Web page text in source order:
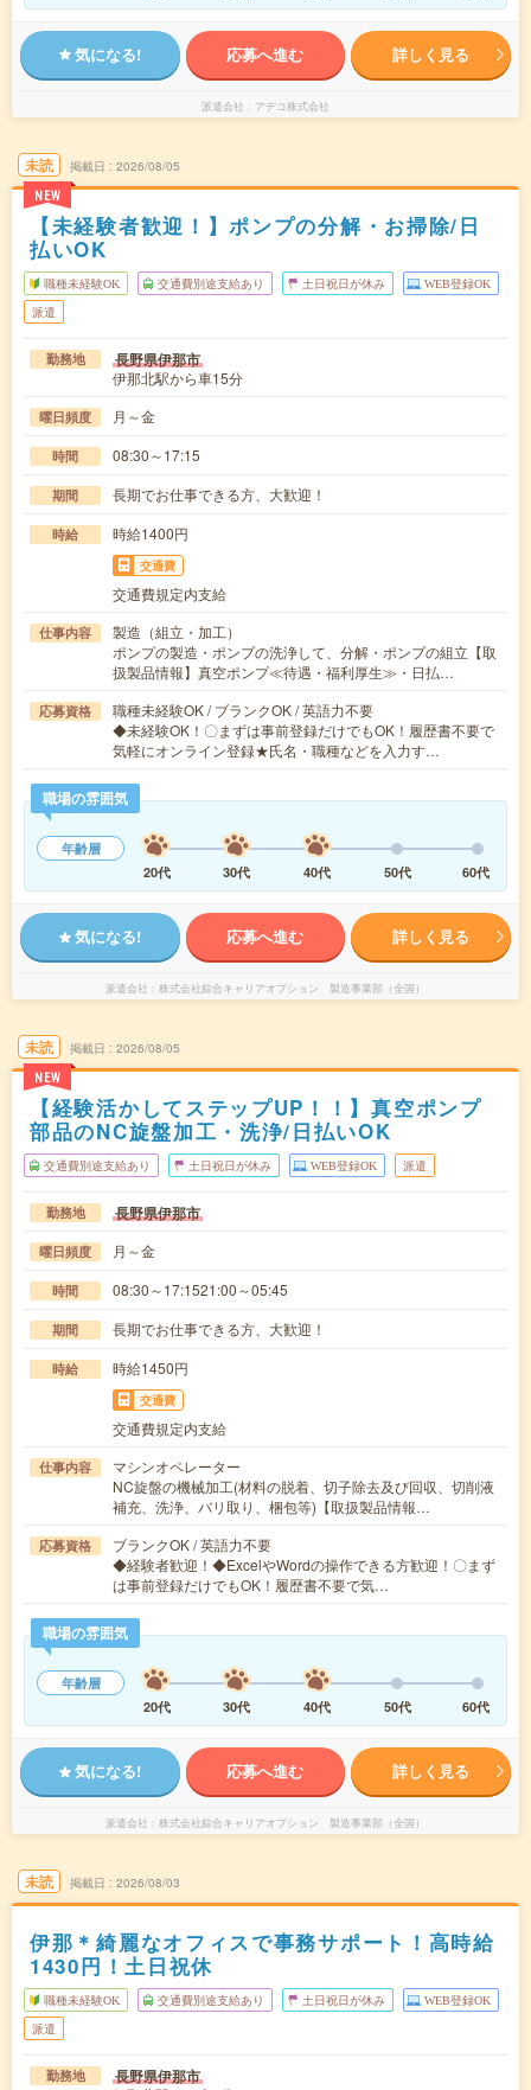
気になる! 応募へ進む 詳しく見る
派遣会社 アデコ株式会社
未読
NEW
掲載日 2026/08/05
【未経験者歓迎！】ポンプの分解・お掃除/日
払いOK
職種未経験OK 交通費別途支給あり 土日祝日が休み WEB登録OK
派遣
勤務地 長野県伊那市
伊那北駅から車15分
曜日頻度 月～金
時間 08:30～17:15
期間 長期でお仕事できる方、大歓迎！
時給 時給1400円
交通費
交通費規定内支給
仕事内容
製造（組立・加工）
ポンプの製造・ポンプの洗浄して、分解・ポンプの組立【取
扱製品情報】真空ポンプ≪待遇・福利厚生≫・日払…
応募資格
職種未経験OK / ブランクOK / 英語力不要
◆未経験OK！〇まずは事前登録だけでもOK！履歴書不要で
気軽にオンライン登録★氏名・職種などを入力す…
職場の雰囲気
年齢層
20代
30代 40代 50代 60代
気になる! 応募へ進む 詳しく見る
派遣会社 株式会社綜合キャリアオプション 製造事業部（全国）
未読
NEW
掲載日 2026/08/05
【経験活かしてステップUP！！】真空ポンプ
部品のNC旋盤加工・洗浄/日払いOK
交通費別途支給あり 土日祝日が休み WEB登録OK 派遣
勤務地 長野県伊那市
曜日頻度 月～金
時間 08:30～17:1521:00～05:45
期間 長期でお仕事できる方、大歓迎！
時給 時給1450円
交通費
交通費規定内支給
仕事内容
マシンオペレーター
NC旋盤の機械加工(材料の脱着、切子除去及び回収、切削液
補充、洗浄、バリ取り、梱包等)【取扱製品情報…
応募資格
ブランクOK / 英語力不要
◆経験者歓迎！◆ExcelやWordの操作できる方歓迎！〇まず
は事前登録だけでもOK！履歴書不要で気…
職場の雰囲気
年齢層
20代
30代 40代 50代 60代
気になる! 応募へ進む 詳しく見る
派遣会社 株式会社綜合キャリアオプション 製造事業部（全国）
未読 掲載日 2026/08/03
伊那＊綺麗なオフィスで事務サポート！高時給
1430円！土日祝休
職種未経験OK 交通費別途支給あり 土日祝日が休み WEB登録OK
派遣
勤務地 長野県伊那市